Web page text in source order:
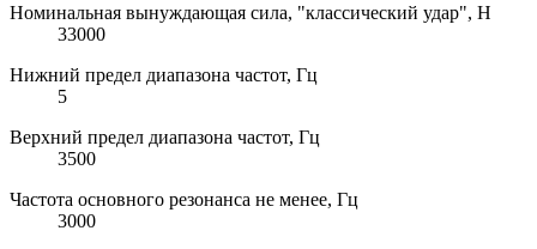
Номинальная вынуждающая сила, "классический удар", H
33000
Нижний предел диапазона частот, Гц
5
Верхний предел диапазона частот, Гц
3500
Частота основного резонанса не менее, Гц
3000